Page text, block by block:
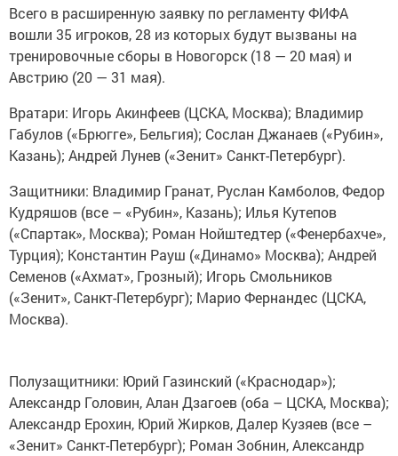
Всего в расширенную заявку по регламенту ФИФА
вошли 35 игроков, 28 из которых будут вызваны на
тренировочные сборы в Новогорск (18 — 20 мая) и
Австрию (20 — 31 мая).
Вратари: Игорь Акинфеев (ЦСКА, Москва); Владимир
Габулов («Брюгге», Бельгия); Сослан Джанаев («Рубин»,
Казань); Андрей Лунев («Зенит» Санкт-Петербург).
Защитники: Владимир Гранат, Руслан Камболов, Федор
Кудряшов (все – «Рубин», Казань); Илья Кутепов
(«Спартак», Москва); Роман Нойштедтер («Фенербахче»,
Турция); Константин Рауш («Динамо» Москва); Андрей
Семенов («Ахмат», Грозный); Игорь Смольников
(«Зенит», Санкт-Петербург); Марио Фернандес (ЦСКА,
Москва).
Полузащитники: Юрий Газинский («Краснодар»);
Александр Головин, Алан Дзагоев (оба – ЦСКА, Москва);
Александр Ерохин, Юрий Жирков, Далер Кузяев (все –
«Зенит» Санкт-Петербург); Роман Зобнин, Александр